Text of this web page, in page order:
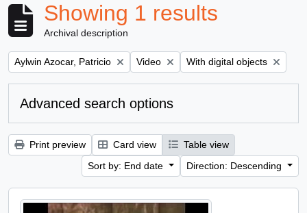
Showing 1 results
Archival description
Remove filter:
Aylwin Azocar, Patricio Remove filter:
Video Remove filter:
With digital objects
Advanced search options
Print preview Card view
Table view
Sort by: End date
Direction: Descending